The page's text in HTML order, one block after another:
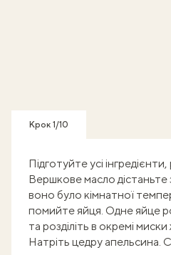
Крок 1/10
Підготуйте усі
Вершкове масло
воно було кімнатної
помийте яйця. Одне яйце
та розділіть в окремі
Натріть цедру апельсина.